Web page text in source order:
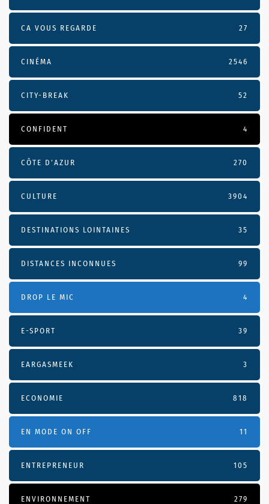
CA VOUS REGARDE 27
CINÉMA 2546
CITY-BREAK 52
CONFIDENT 4
CÔTE D’AZUR 270
CULTURE 3904
DESTINATIONS LOINTAINES 35
DISTANCES INCONNUES 99
DROP LE MIC 4
E-SPORT 39
EARGASMEEK 3
ECONOMIE 818
EN MODE ON OFF 11
ENTREPRENEUR 105
ENVIRONNEMENT 279